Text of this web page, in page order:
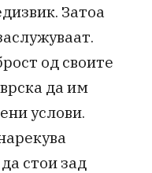
Затоа
од своите
да им
услови.
стои зад